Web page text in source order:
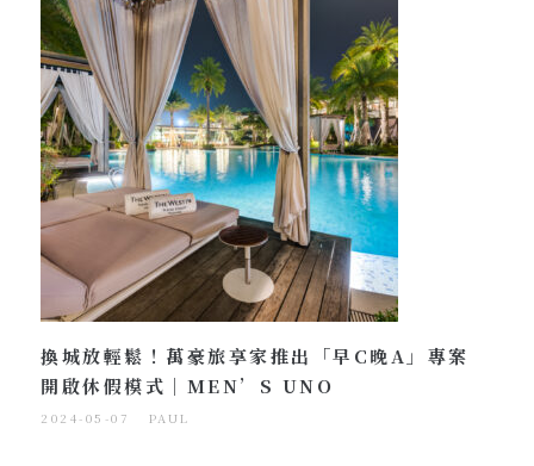
換城放輕鬆！萬豪旅享家推出「早C晚A」專案
開啟休假模式｜MEN’S UNO
2024-05-07 PAUL